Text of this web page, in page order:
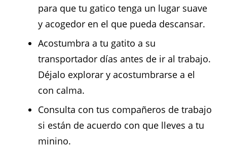
para que tu gatico tenga un lugar suave
y acogedor en el que pueda descansar.
Acostumbra a tu gatito a su
transportador días antes de ir al trabajo.
Déjalo explorar y acostumbrarse a el
con calma.
Consulta con tus compañeros de trabajo
si están de acuerdo con que lleves a tu
minino.